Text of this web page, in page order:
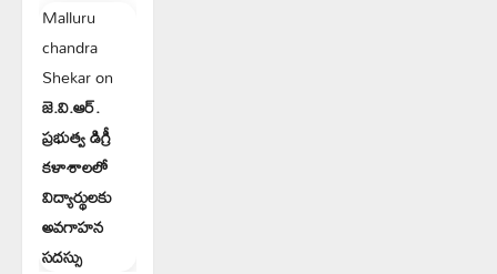
Malluru
chandra
Shekaron
జె.వి.ఆర్.
ప్రభుత్వ డిగ్రీ
కళాశాలలో
విద్యార్థులకు
అవగాహన
సదస్సు